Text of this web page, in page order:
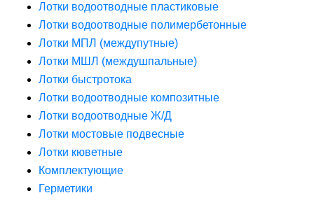
Лотки водоотводные пластиковые
Лотки водоотводные полимербетонные
Лотки МПЛ (междупутные)
Лотки МШЛ (междушпальные)
Лотки быстротока
Лотки водоотводные композитные
Лотки водоотводные Ж/Д
Лотки мостовые подвесные
Лотки кюветные
Комплектующие
Герметики